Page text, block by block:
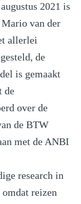
2021 is
van der
allerlei
de
is gemaakt
de
over de
de BTW
met de ANBI
research in
omdat reizen